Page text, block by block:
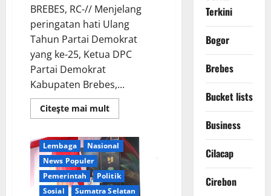
BREBES, RC-// Menjelang
peringatan hati Ulang
Tahun Partai Demokrat
yang ke-25, Ketua DPC
Partai Demokrat
Kabupaten Brebes,...
Citeşte mai multRead
more
HUT
ke-
25
Partai
Demokrat
Tanpa
Pesta
Berita Terkini
Daerah
Ekonomi
Lembaga
Nasional
News Populer
Pemerintah
Politik
Sosial
Sumatra Selatan
Terkini
Bogor
Brebes
Bucket lists
Business
Cilacap
Cirebon